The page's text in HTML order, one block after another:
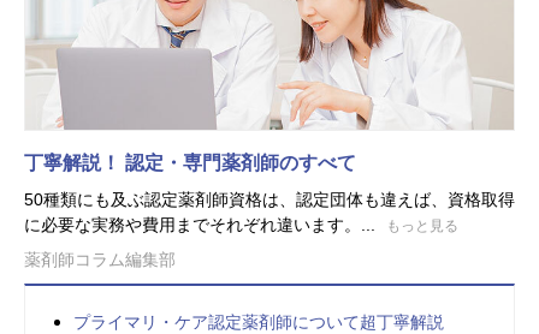
丁寧解説！ 認定・専門薬剤師のすべて
50種類にも及ぶ認定薬剤師資格は、認定団体も違えば、資格取得
に必要な実務や費用までそれぞれ違います。...
もっと見る
薬剤師コラム編集部
プライマリ・ケア認定薬剤師について超丁寧解説